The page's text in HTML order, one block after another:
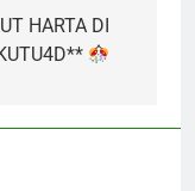
HARTA DI